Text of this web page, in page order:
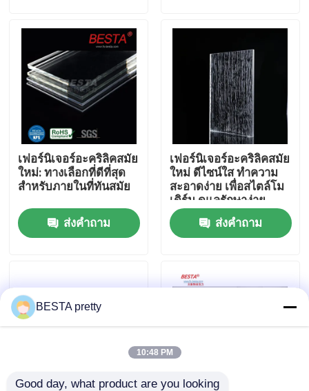
วิดีโอ
เกี่ยวกับเรา
ทัวร์โรงงาน
การควบคุมคุณภาพ
ข่าว
ขอใบเสนอราคา
เฟอร์นิเจอร์อะคริลิคสมัย
ใหม่: ทางเลือกที่ดีที่สุด
สำหรับภายในที่ทันสมัย
ส่งคำถาม
เฟอร์นิเจอร์อะคริลิคสมัย
ใหม่ ดีไซน์ใส ทำความ
สะอาดง่าย เพื่อสไตล์โม
เดิร์น ดูแลรักษาง่าย
ส่งคำถาม
BESTA pretty
10:48 PM
Good day, what product are you looking